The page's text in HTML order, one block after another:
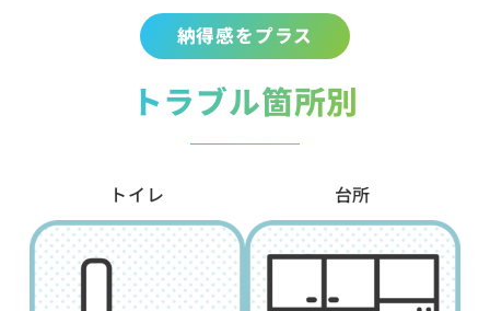
納得感をプラス
トラブル箇所別
トイレ 台所